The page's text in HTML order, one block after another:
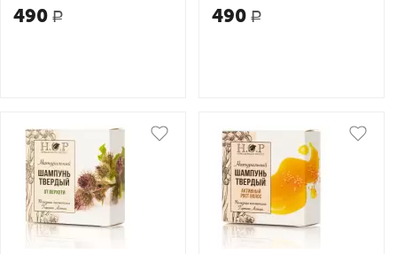
490 Р 490 Р